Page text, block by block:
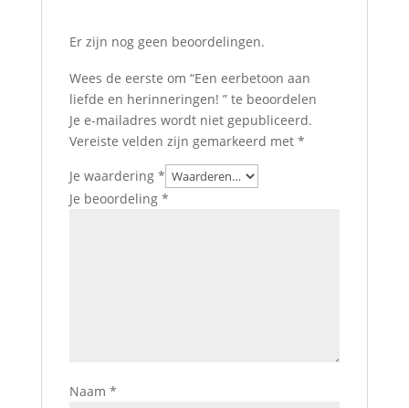
Er zijn nog geen beoordelingen.
Wees de eerste om “Een eerbetoon aan
liefde en herinneringen! ” te beoordelen
Je e-mailadres wordt niet gepubliceerd.
Vereiste velden zijn gemarkeerd met *
Je waardering *
Je beoordeling *
Naam *